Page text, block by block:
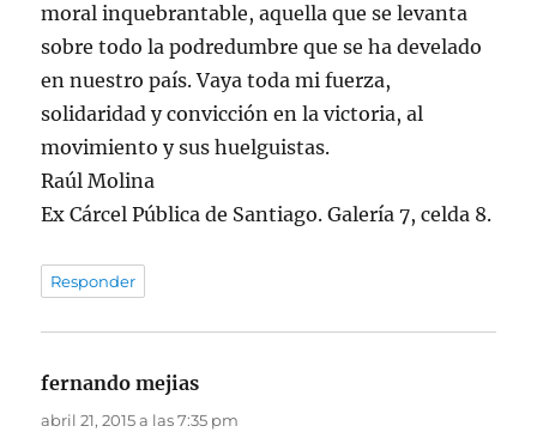
moral inquebrantable, aquella que se levanta
sobre todo la podredumbre que se ha develado
en nuestro país. Vaya toda mi fuerza,
solidaridad y convicción en la victoria, al
movimiento y sus huelguistas.
Raúl Molina
Ex Cárcel Pública de Santiago. Galería 7, celda 8.
Responder
fernando mejias
abril 21, 2015 a las 7:35 pm